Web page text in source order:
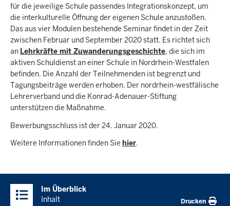
für die jeweilige Schule passendes Integrationskonzept, um
die interkulturelle Öffnung der eigenen Schule anzustoßen.
Das aus vier Modulen bestehende Seminar findet in der Zeit
zwischen Februar und September 2020 statt. Es richtet sich
an Lehrkräfte mit Zuwanderungsgeschichte, die sich im
aktiven Schuldienst an einer Schule in Nordrhein-Westfalen
befinden. Die Anzahl der Teilnehmenden ist begrenzt und
Tagungsbeiträge werden erhoben. Der nordrhein-westfälische
Lehrerverband und die Konrad-Adenauer-Stiftung
unterstützen die Maßnahme.
Bewerbungsschluss ist der 24. Januar 2020.
Weitere Informationen finden Sie hier.
Inhalte
Im Überblick
Inhalt
Drucken